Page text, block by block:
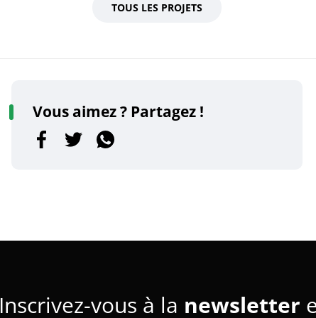
TOUS LES PROJETS
Vous aimez ? Partagez !
Inscrivez-vous à la newsletter